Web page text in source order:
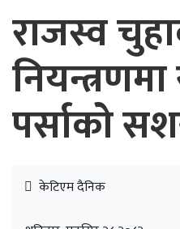
राजस्व
पर्साको
केटिएम दैनिक